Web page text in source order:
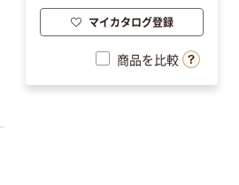
マイカタログ登録
商品を比較